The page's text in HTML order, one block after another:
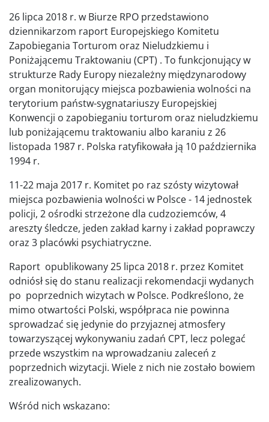
26 lipca 2018 r. w Biurze RPO przedstawiono
dziennikarzom raport Europejskiego Komitetu
Zapobiegania Torturom oraz Nieludzkiemu i
Poniżającemu Traktowaniu (CPT) . To funkcjonujący w
strukturze Rady Europy niezależny międzynarodowy
organ monitorujący miejsca pozbawienia wolności na
terytorium państw-sygnatariuszy Europejskiej
Konwencji o zapobieganiu torturom oraz nieludzkiemu
lub poniżającemu traktowaniu albo karaniu z 26
listopada 1987 r. Polska ratyfikowała ją 10 października
1994 r.
11-22 maja 2017 r. Komitet po raz szósty wizytował
miejsca pozbawienia wolności w Polsce - 14 jednostek
policji, 2 ośrodki strzeżone dla cudzoziemców, 4
areszty śledcze, jeden zakład karny i zakład poprawczy
oraz 3 placówki psychiatryczne.
Raport opublikowany 25 lipca 2018 r. przez Komitet
odniósł się do stanu realizacji rekomendacji wydanych
po poprzednich wizytach w Polsce. Podkreślono, że
mimo otwartości Polski, współpraca nie powinna
sprowadzać się jedynie do przyjaznej atmosfery
towarzyszącej wykonywaniu zadań CPT, lecz polegać
przede wszystkim na wprowadzaniu zaleceń z
poprzednich wizytacji. Wiele z nich nie zostało bowiem
zrealizowanych.
Wśród nich wskazano: